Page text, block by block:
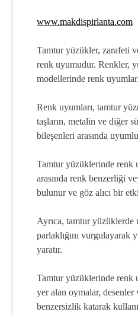
www.makdispirlanta.com
Tamtur yüzükler, zarafeti
renk uyumudur. Renkler,
modellerinde renk
Renk uyumları, tamtur
taşların, metalin ve diğer
bileşenleri arasında
Tamtur yüzüklerinde renk
arasında renk benzerliği
bulunur ve göz alıcı bir
Ayrıca, tamtur
parlaklığını vurgulayarak
yaratır.
Tamtur yüzüklerinde renk
yer alan oymalar,
benzersizlik katarak